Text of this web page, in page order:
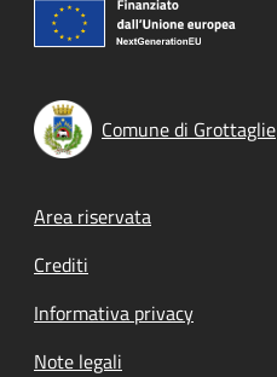
Comune di Grottaglie
Footer menu
Area riservata
Crediti
Informativa privacy
Note legali